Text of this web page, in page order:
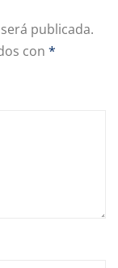
publicada.
con *